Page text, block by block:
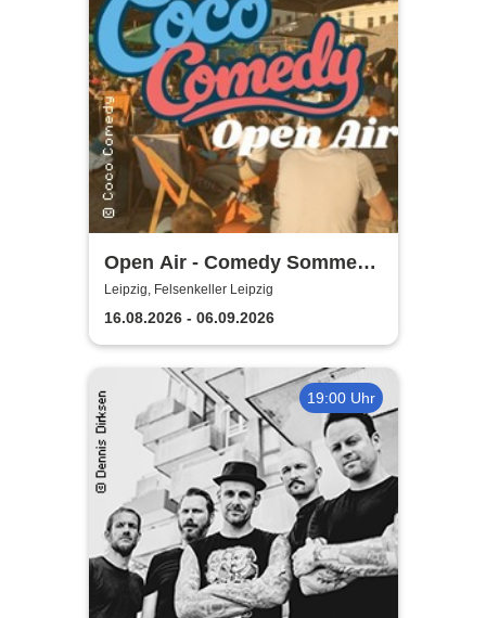
Open Air - Comedy Sommer
Shows | Felsenkeller Leipzig
Leipzig, Felsenkeller Leipzig
16.08.2026 - 06.09.2026
19:00 Uhr